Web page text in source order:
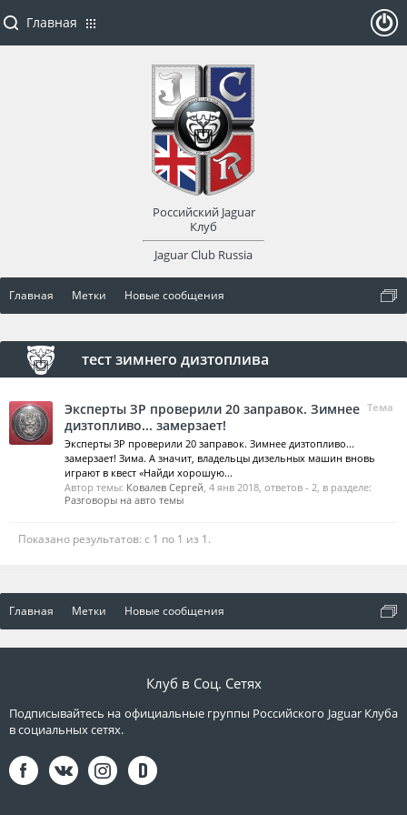
Главная Метки Новые сообщения
тест зимнего дизтоплива
Тема
Эксперты ЗР проверили 20 заправок. Зимнее
дизтопливо... замерзает!
Эксперты ЗР проверили 20 заправок. Зимнее дизтопливо...
замерзает! Зима. А значит, владельцы дизельных машин вновь
играют в квест «Найди хорошую...
Автор темы: Ковалев Сергей, 4 янв 2018, ответов - 2, в разделе:
Разговоры на авто темы
Показано результатов: с 1 по 1 из 1.
Главная Метки Новые сообщения
Главная
Российский Jaguar
Клуб
Jaguar Club Russia
оват
Клуб в Соц. Сетях
Подписывайтесь на официальные группы Российского Jaguar Клуба
в социальных сетях.